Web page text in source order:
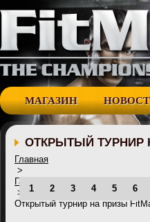
МАГАЗИН
ОТКРЫТЫЙ ТУРНИР
Главная
>
Галерея
>
Открытый турнир на призы
1 2 3 4 5 6